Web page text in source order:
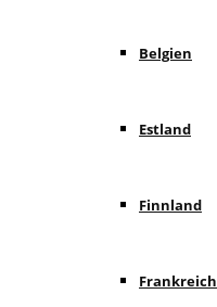
Belgien
Estland
Finnland
Frankreich